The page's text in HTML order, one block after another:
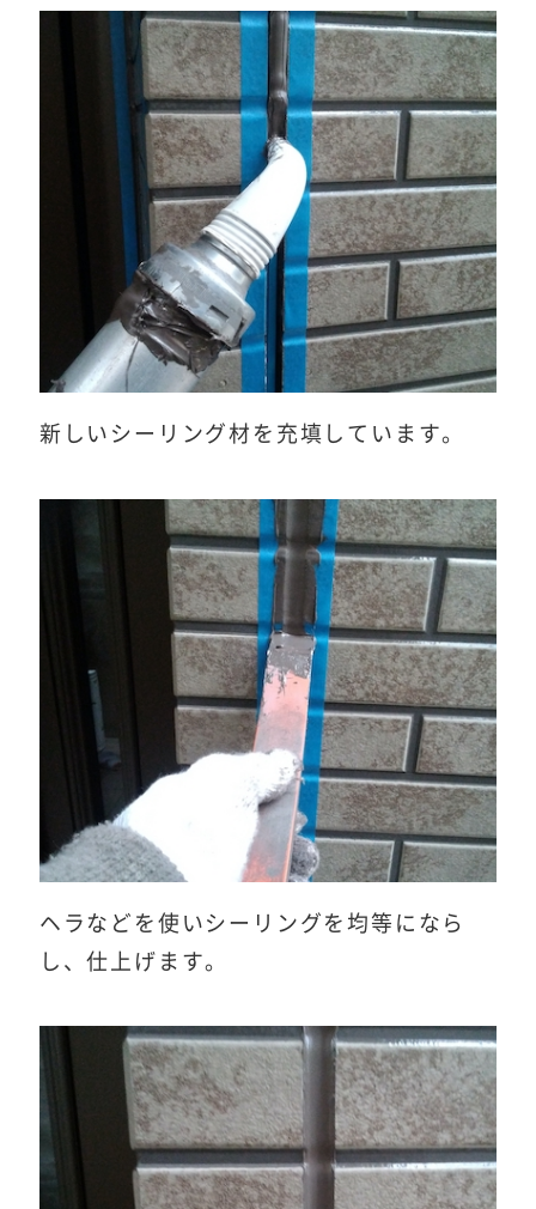
新しいシーリング材を充填しています。
ヘラなどを使いシーリングを均等になら
し、仕上げます。